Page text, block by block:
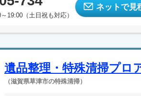
19:00（土日祝も対応）
ネットで見
遺品整理・特殊清掃プロ
（滋賀県草津市の特殊清掃）